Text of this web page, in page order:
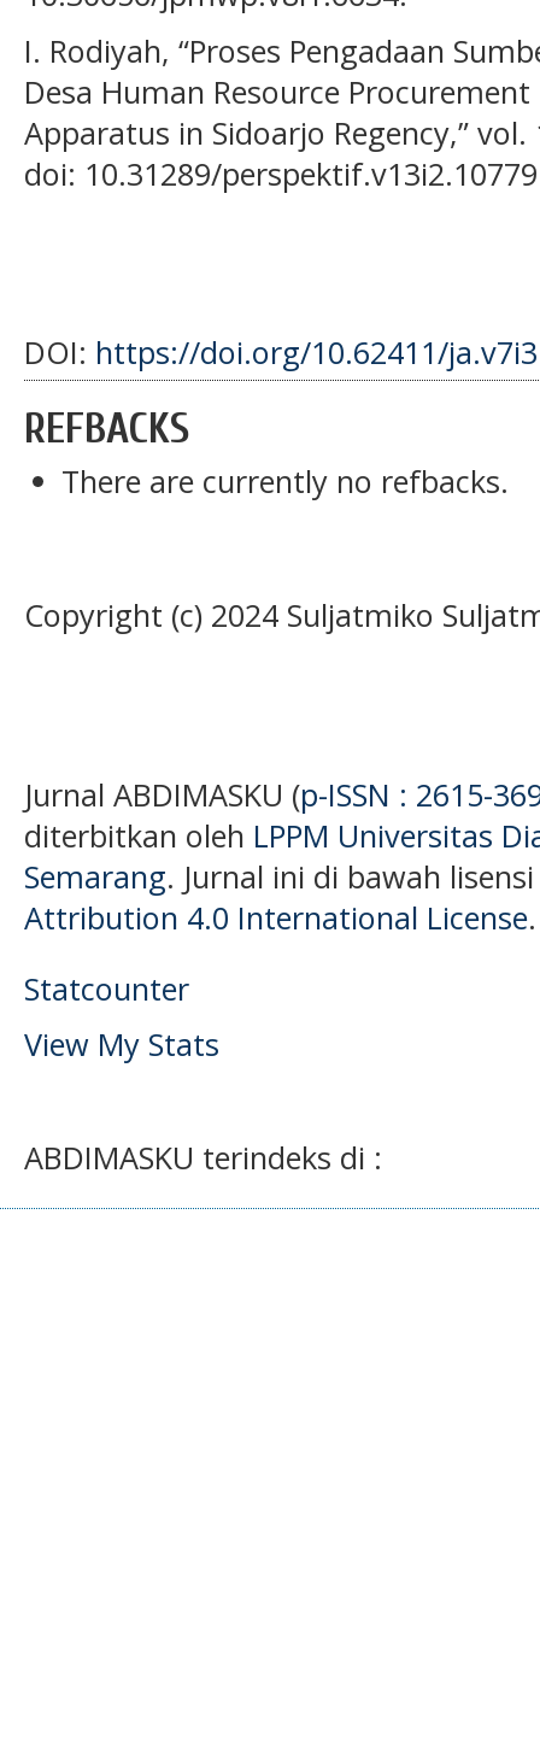
I. Rodiyah, “Proses Pengadaan
Desa Human Resource
Apparatus in Sidoarjo Regency,”
doi: 10.31289/
DOI: https://doi.org/10.62411/
REFBACKS
There are currently no refbacks.
Copyright (c) 2024 Suljatmiko
Jurnal ABDIMASKU (p-ISSN : 2615-
diterbitkan oleh LPPM Universitas
Semarang. Jurnal ini di bawah
Attribution 4.0 International License.
Statcounter
View My Stats
ABDIMASKU terindeks di :